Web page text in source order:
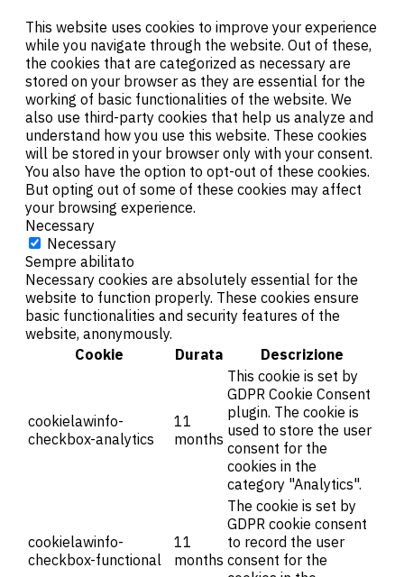
This website uses cookies to improve your experience
while you navigate through the website. Out of these,
the cookies that are categorized as necessary are
stored on your browser as they are essential for the
working of basic functionalities of the website. We
also use third-party cookies that help us analyze and
understand how you use this website. These cookies
will be stored in your browser only with your consent.
You also have the option to opt-out of these cookies.
But opting out of some of these cookies may affect
your browsing experience.
Necessary
Necessary
Sempre abilitato
Necessary cookies are absolutely essential for the
website to function properly. These cookies ensure
basic functionalities and security features of the
website, anonymously.
Cookie
Durata Descrizione
cookielawinfo-
checkbox-analytics
11
months
This cookie is set by
GDPR Cookie Consent
plugin. The cookie is
used to store the user
consent for the
cookies in the
category "Analytics".
cookielawinfo-
checkbox-functional
11
months
The cookie is set by
GDPR cookie consent
to record the user
consent for the